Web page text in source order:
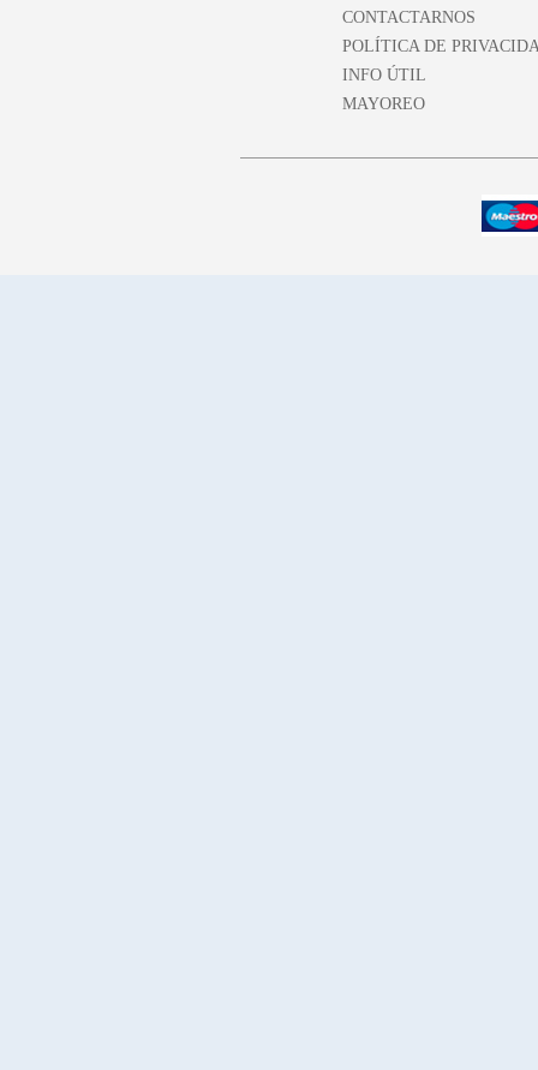
CONTACTARNOS
POLÍTICA DE
INFO ÚTIL
MAYOREO